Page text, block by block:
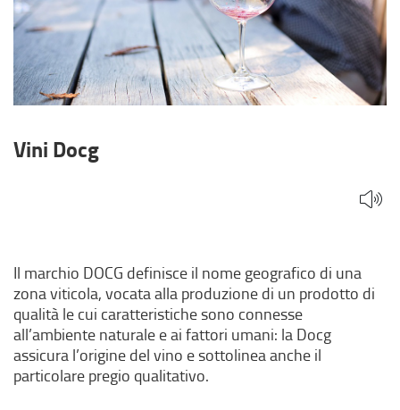
Vini Docg
Il marchio DOCG definisce il nome geografico di una
zona viticola, vocata alla produzione di un prodotto di
qualità le cui caratteristiche sono connesse
all’ambiente naturale e ai fattori umani: la Docg
assicura l’origine del vino e sottolinea anche il
particolare pregio qualitativo.